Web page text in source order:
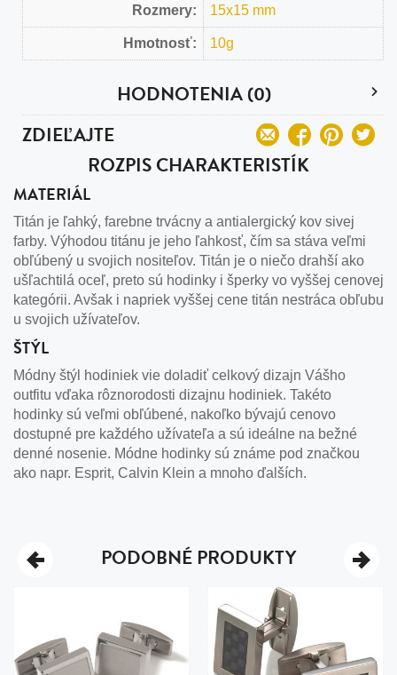
Rozmery: 15x15 mm
Hmotnosť: 10g
HODNOTENIA (0)
ZDIEĽAJTE
ROZPIS CHARAKTERISTÍK
MATERIÁL
Titán je ľahký, farebne trvácny a antialergický kov sivej
farby. Výhodou titánu je jeho ľahkosť, čím sa stáva veľmi
obľúbený u svojich nositeľov. Titán je o niečo drahší ako
ušľachtilá oceľ, preto sú hodinky i šperky vo vyššej cenovej
kategórii. Avšak i napriek vyššej cene titán nestráca obľubu
u svojich užívateľov.
ŠTÝL
Módny štýl hodiniek vie doladiť celkový dizajn Vášho
outfitu vďaka rôznorodosti dizajnu hodiniek. Takéto
hodinky sú veľmi obľúbené, nakoľko bývajú cenovo
dostupné pre každého užívateľa a sú ideálne na bežné
denné nosenie. Módne hodinky sú známe pod značkou
ako napr. Esprit, Calvin Klein a mnoho ďalších.
PODOBNÉ PRODUKTY